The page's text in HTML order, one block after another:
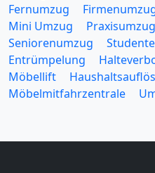
Fernumzug
Mini Umzug
Praxisumzug
Seniorenumzug
Entrümpelung
Möbellift
Möbelmitfahrzentrale